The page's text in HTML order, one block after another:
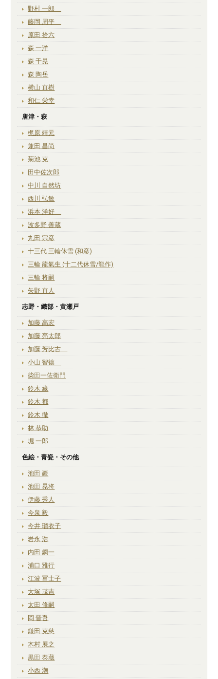
野村 一郎
藤岡 周平
原田 拾六
森 一洋
森 千晃
森 陶岳
横山 直樹
和仁 栄幸
唐津・萩
梶原 靖元
兼田 昌尚
菊池 克
田中佐次郎
中川 自然坊
西川 弘敏
浜本 洋好
波多野 善蔵
丸田 宗彦
十三代 三輪休雪 (和彦)
三輪 龍氣生 (十二代休雪/龍作)
三輪 将嗣
矢野 直人
志野・織部・黄瀬戸
加藤 高宏
加藤 亮太郎
加藤 芳比古
小山 智徳
柴田一佐衛門
鈴木 藏
鈴木 都
鈴木 徹
林 恭助
堀 一郎
色絵・青瓷・その他
池田 巖
池田 晃将
伊藤 秀人
今泉 毅
今井 瑠衣子
岩永 浩
内田 鋼一
浦口 雅行
江波 冨士子
大塚 茂吉
太田 修嗣
岡 晋吾
鎌田 克慈
木村 展之
黒田 泰蔵
小西 潮